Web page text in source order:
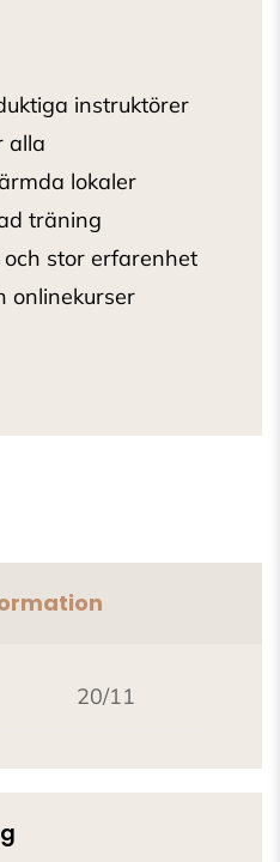
instruktörer
alla
lokaler
träning
stor erfarenhet
onlinekurser
20/11